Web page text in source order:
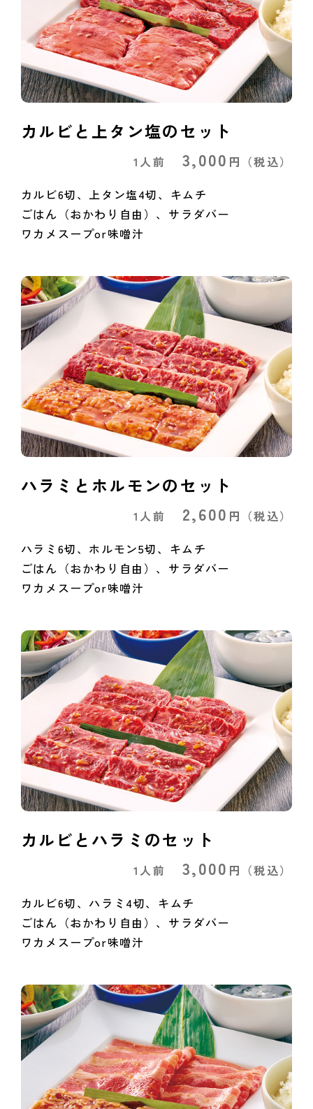
カルビと上タン塩のセット
1人前 3,000 円 （税込）
カルビ6切、上タン塩4切、キムチ
ごはん（おかわり自由）、サラダバー
ワカメスープor味噌汁
ハラミとホルモンのセット
1人前 2,600 円 （税込）
ハラミ6切、ホルモン5切、キムチ
ごはん（おかわり自由）、サラダバー
ワカメスープor味噌汁
カルビとハラミのセット
1人前 3,000 円 （税込）
カルビ6切、ハラミ4切、キムチ
ごはん（おかわり自由）、サラダバー
ワカメスープor味噌汁